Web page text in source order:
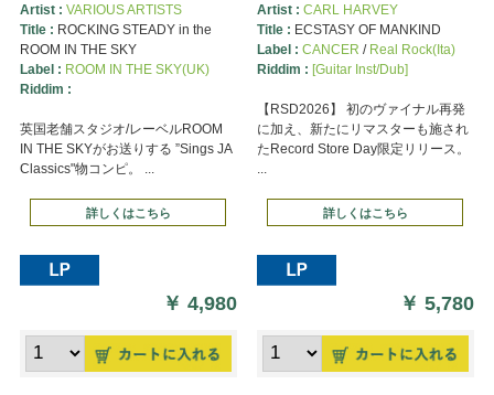
Artist : VARIOUS ARTISTS
Title : ROCKING STEADY in the
ROOM IN THE SKY
Label : ROOM IN THE SKY(UK)
Riddim :
英国老舗スタジオ/レーベルROOM
IN THE SKYがお送りする ”Sings JA
Classics"物コンピ。 ...
詳しくはこちら
￥4,980
Artist : CARL HARVEY
Title : ECSTASY OF MANKIND
Label : CANCER / Real Rock(Ita)
Riddim : [Guitar Inst/Dub]
【RSD2026】 初のヴァイナル再発
に加え、新たにリマスターも施され
たRecord Store Day限定リリース。
...
詳しくはこちら
￥5,780